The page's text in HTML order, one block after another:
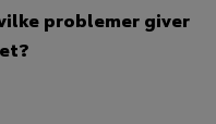
problemer giver